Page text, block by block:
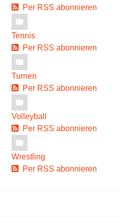
Per RSS abonnieren
Tennis
Per RSS abonnieren
Turnen
Per RSS abonnieren
Volleyball
Per RSS abonnieren
Wrestling
Per RSS abonnieren